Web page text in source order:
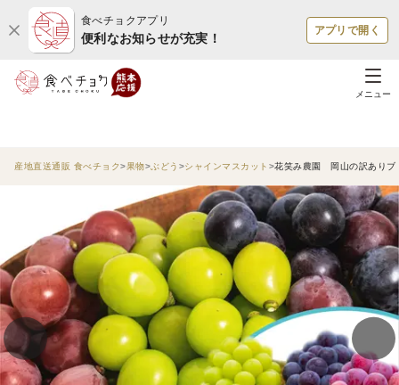
食べチョクアプリ
便利なお知らせが充実！
アプリで開く
メニュー
産地直送通販 食べチョク 果物 ぶどう シャインマスカット 花笑み農園 岡山の訳あり